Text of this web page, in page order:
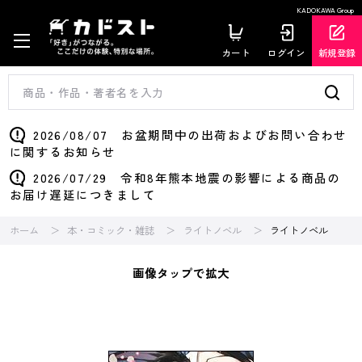
KADOKAWA Group
カート ログイン 新規登録
2026/08/07 お盆期間中の出荷およびお問い合わせ
に関するお知らせ
2026/07/29 令和8年熊本地震の影響による商品の
お届け遅延につきまして
ホーム 本・コミック・雑誌 ライトノベル ライトノベル
画像タップで拡大